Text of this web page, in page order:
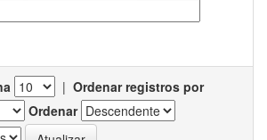
| Ordenar registros por
Ordenar